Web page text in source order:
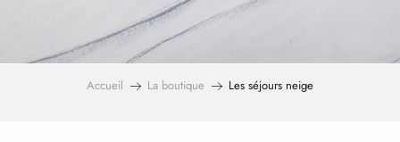
Accueil La boutique Les séjours neige